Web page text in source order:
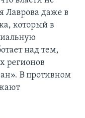
Лаврова даже в
который в
над тем,
регионов
В противном